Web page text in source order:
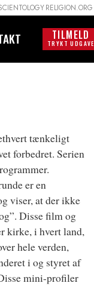
RELIGION.ORG
TILMELD
TRYKT UDGAVE
tænkeligt
forbedret. Serien
er en
viser, at der ikke
Disse film og
kirke, i hvert land,
hele verden,
i og styret af
mini-profiler